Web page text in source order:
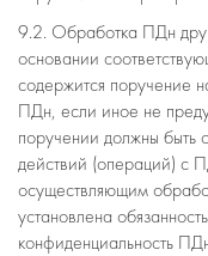
9.2. Обработка ПДн
основании
содержится поручение
ПДн, если иное не
поручении должны быть
действий (операций) с
осуществляющим
установлена
конфиденциальность